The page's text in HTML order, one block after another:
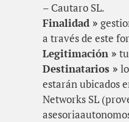
– Cautaro SL.
Finalidad »
a través de este
Legitimación »
Destinatarios »
estarán ubicados
Networks SL